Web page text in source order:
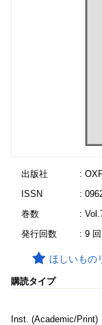
出版社
:
ISSN
:
巻数
:
発行回数
: 9 回
ほしいもの
購読タイプ
Inst. (Academic/Print)